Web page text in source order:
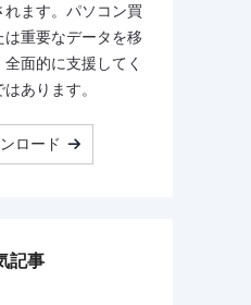
ます。パソコン買
重要なデータを移
面的に支援してく
あります。
ロード
記事